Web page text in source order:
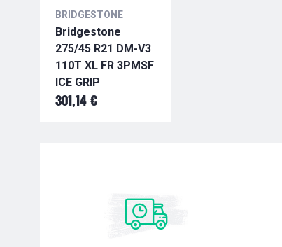
BRIDGESTONE
Bridgestone
275/45 R21 DM-V3
110T XL FR 3PMSF
ICE GRIP
301,14 €